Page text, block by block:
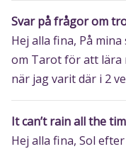
Svar på frågor om
Hej alla fina, På
om Tarot för att lära
när jag varit där i 2
It can’t rain all the
Hej alla fina, Sol